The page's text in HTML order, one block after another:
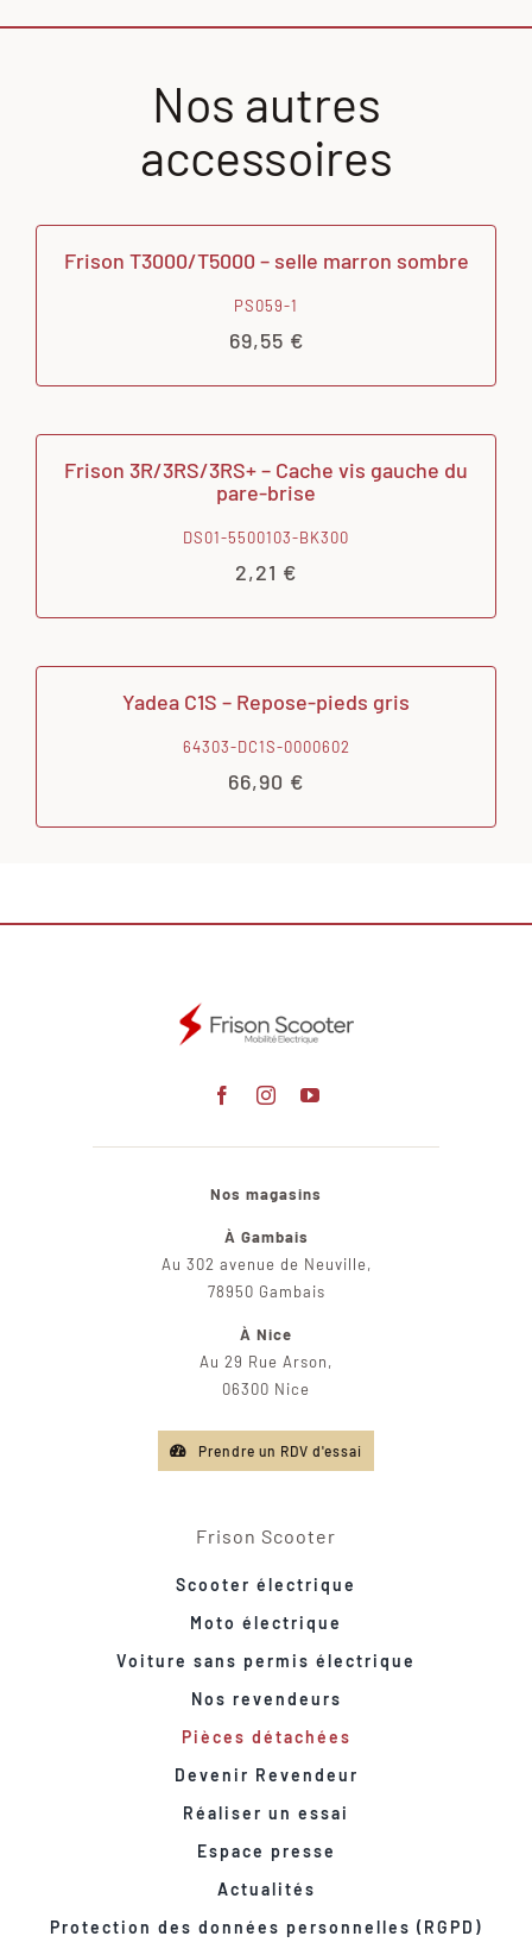
Nos autres
accessoires
Frison T3000/T5000 – selle marron sombre
PS059-1
69,55 €
Frison 3R/3RS/3RS+ – Cache vis gauche du
pare-brise
DS01-5500103-BK300
2,21 €
Yadea C1S – Repose-pieds gris
64303-DC1S-0000602
66,90 €
Nos magasins
À Gambais
Au 302 avenue de Neuville,
78950 Gambais
À Nice
Au 29 Rue Arson,
06300 Nice
Prendre un RDV d'essai
Frison Scooter
Scooter électrique
Moto électrique
Voiture sans permis électrique
Nos revendeurs
Pièces détachées
Devenir Revendeur
Réaliser un essai
Espace presse
Actualités
Protection des données personnelles (RGPD)